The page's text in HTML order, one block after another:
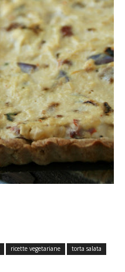
ricette vegetariane torta salata